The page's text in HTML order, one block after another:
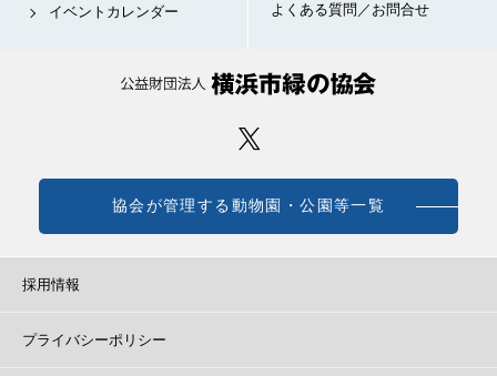
イベントカレンダー
よくある質問／お問合せ
協会が管理する動物園・公園等一覧
採用情報
プライバシーポリシー